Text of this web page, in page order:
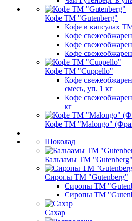
Кофе ТМ "Gutenberg"
Кофе в капсулах
Кофе
Кофе
Кофе
Кофе ТМ "Cuppello"
Кофе
смесь, уп. 1 кг
Кофе
кг
Кофе ТМ "Malongo"
Шоколад
Бальзамы ТМ "Gutenberg"
Сиропы ТМ "Gutenberg"
Сиропы ТМ
Сиропы ТМ
Сахар